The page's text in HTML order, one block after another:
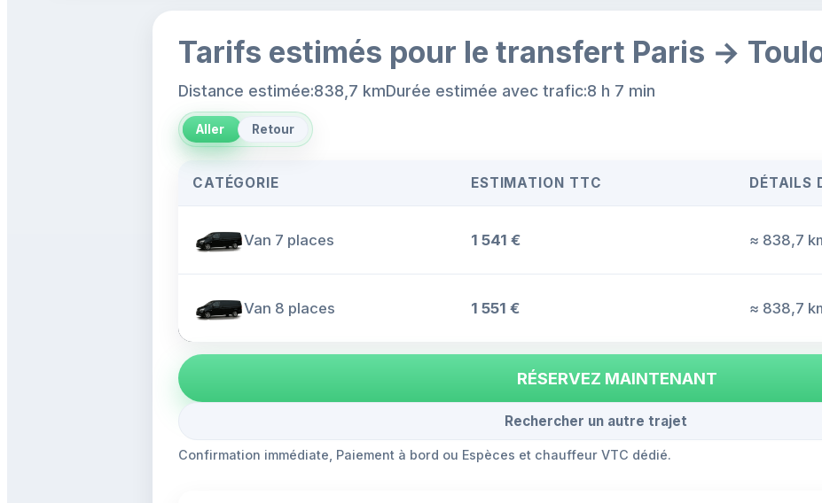
Tarifs estimés pour le transfert Paris →
Distance estimée:838,7 kmDurée estimée avec trafic:8 h 7 min
Aller Retour
CATÉGORIE ESTIMATION TTC DÉTAILS
Van 7 places 1 541 € ≈ 838,7
Van 8 places 1 551 € ≈ 838,7
RÉSERVEZ MAINTENANT
Rechercher un autre trajet
Confirmation immédiate, Paiement à bord ou Espèces et chauffeur VTC dédié.